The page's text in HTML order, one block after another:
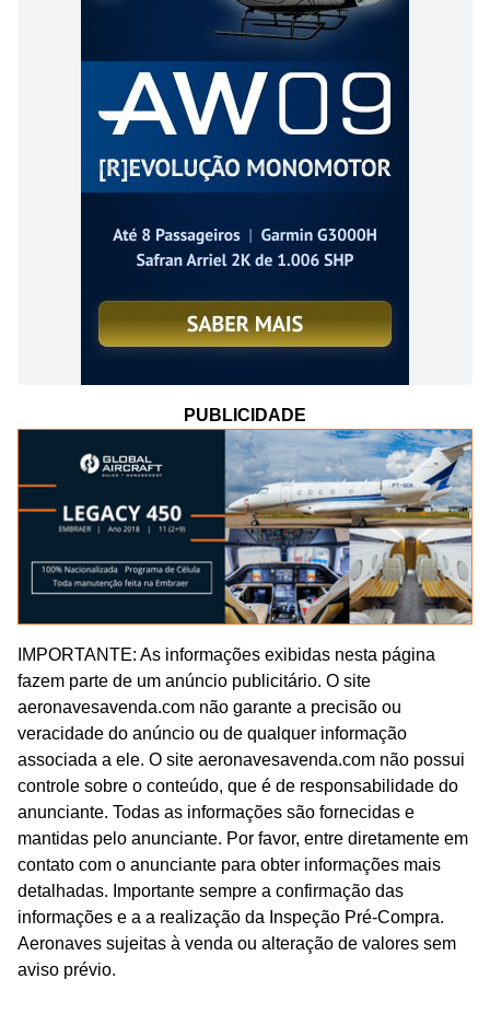
PUBLICIDADE
IMPORTANTE: As informações exibidas nesta página
fazem parte de um anúncio publicitário. O site
aeronavesavenda.com não garante a precisão ou
veracidade do anúncio ou de qualquer informação
associada a ele. O site aeronavesavenda.com não possui
controle sobre o conteúdo, que é de responsabilidade do
anunciante. Todas as informações são fornecidas e
mantidas pelo anunciante. Por favor, entre diretamente em
contato com o anunciante para obter informações mais
detalhadas. Importante sempre a confirmação das
informações e a a realização da Inspeção Pré-Compra.
Aeronaves sujeitas à venda ou alteração de valores sem
aviso prévio.